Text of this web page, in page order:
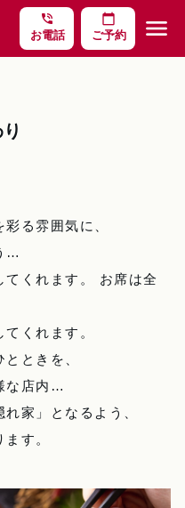
phone_in_talk
お電話
calendar_today
ご予約 menu
る雰囲気に、
…
くれます。 お席は全
くれます。
ときを、
な店内…
家」となるよう、
す。